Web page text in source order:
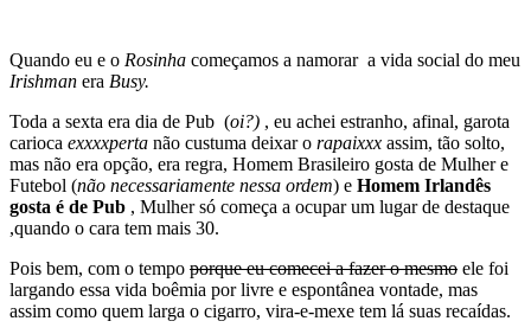
Quando eu e o Rosinha começamos a namorar a vida social do meu
Irishman era Busy.
Toda a sexta era dia de Pub (oi?) , eu achei estranho, afinal, garota
carioca exxxxperta não custuma deixar o rapaixxx assim, tão solto,
mas não era opção, era regra, Homem Brasileiro gosta de Mulher e
Futebol (não necessariamente nessa ordem) e Homem Irlandês
gosta é de Pub , Mulher só começa a ocupar um lugar de destaque
,quando o cara tem mais 30.
Pois bem, com o tempo porque eu comecei a fazer o mesmo ele foi
largando essa vida boêmia por livre e espontânea vontade, mas
assim como quem larga o cigarro, vira-e-mexe tem lá suas recaídas.